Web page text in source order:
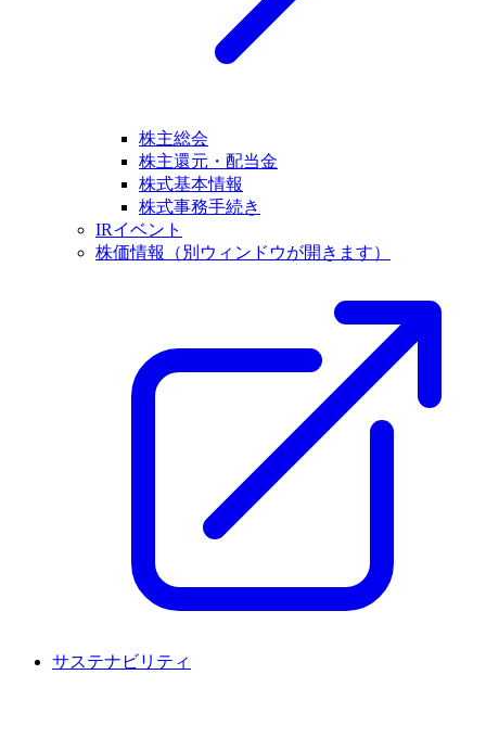
株主総会
株主還元・配当金
株式基本情報
株式事務手続き
IRイベント
株価情報
（別ウィンドウが開きます）
サステナビリティ